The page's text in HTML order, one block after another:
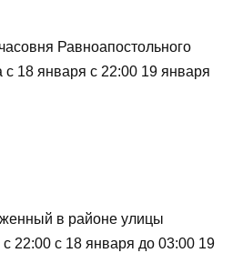
Равноапостольного
18 января с 22:00 19 января
в районе улицы
22:00 с 18 января до 03:00 19